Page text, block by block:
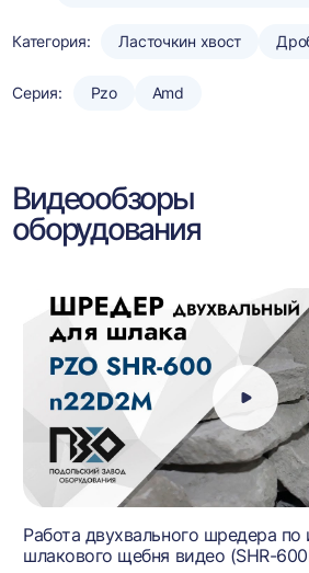
Категория: Ласточкин хвост
Серия: Pzo Amd
Видеообзоры
оборудования
Работа двухвального шредера
шлакового щебня видео (SHR-